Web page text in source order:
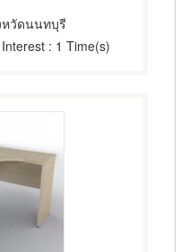
หวัดนนทบุรี
Interest : 1 Time(s)